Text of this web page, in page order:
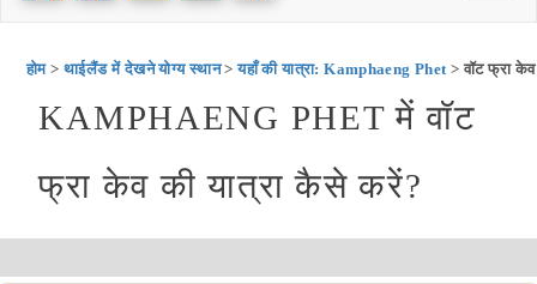
होम>थाईलैंड में देखने योग्य स्थान>यहाँ की यात्रा: Kamphaeng Phet> वॉट फ्रा केव
KAMPHAENG PHET में वॉट
फ्रा केव की यात्रा कैसे करें?